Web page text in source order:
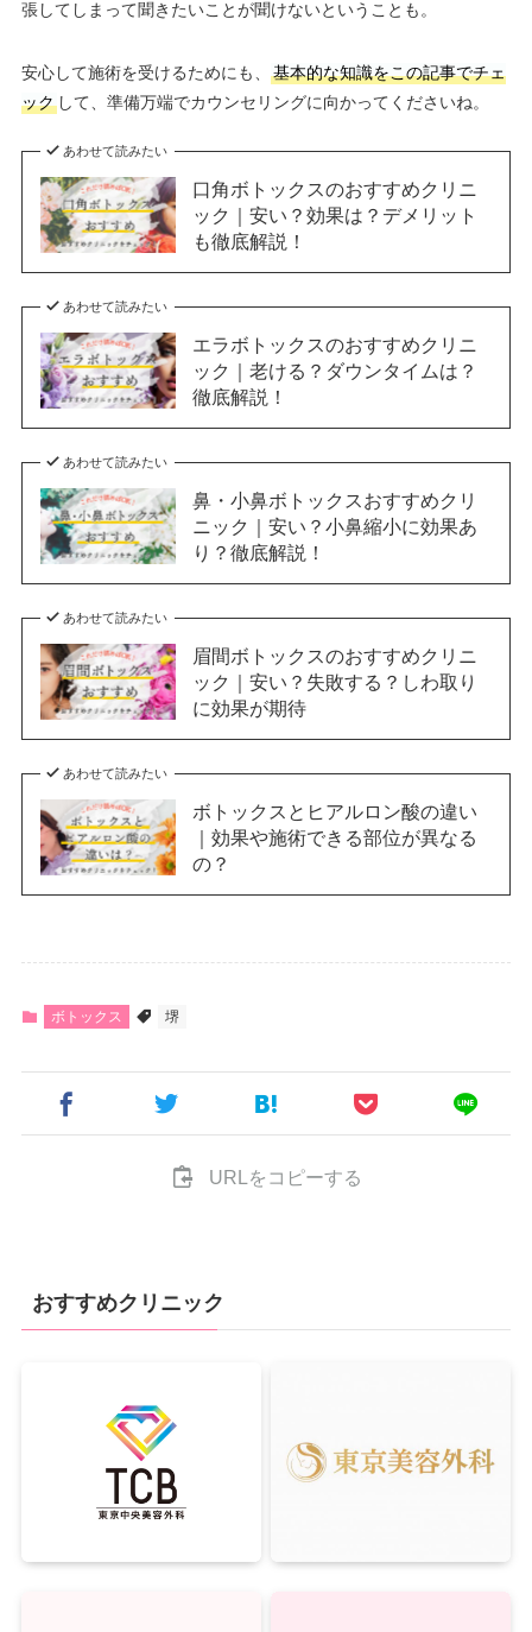
張してしまって聞きたいことが聞けないということも。
安心して施術を受けるためにも、
基本的な知識をこの記事でチェ
ックして、準備万端でカウンセリングに向かってくださいね。
あわせて読みたい
口角ボトックスのおすすめクリニ
ック｜安い？効果は？デメリット
も徹底解説！
あわせて読みたい
エラボトックスのおすすめクリニ
ック｜老ける？ダウンタイムは？
徹底解説！
あわせて読みたい
鼻・小鼻ボトックスおすすめクリ
ニック｜安い？小鼻縮小に効果あ
り？徹底解説！
あわせて読みたい
眉間ボトックスのおすすめクリニ
ック｜安い？失敗する？しわ取り
に効果が期待
あわせて読みたい
ボトックスとヒアルロン酸の違い
｜効果や施術できる部位が異なる
の？
ボトックス 堺
URLをコピーする
おすすめクリニック